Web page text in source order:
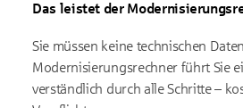
Das leistet der
Sie müssen keine technischen
Modernisierungsrechner führt Sie
verständlich durch alle Schritte –